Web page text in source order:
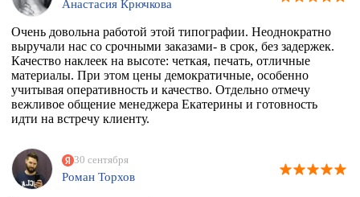
Анастасия Крючкова
Очень довольна работой этой типографии. Неоднократно
выручали нас со срочными заказами- в срок, без задержек.
Качество наклеек на высоте: четкая, печать, отличные
материалы. При этом цены демократичные, особенно
учитывая оперативность и качество. Отдельно отмечу
вежливое общение менеджера Екатерины и готовность
идти на встречу клиенту.
30 сентября
Роман Торхов